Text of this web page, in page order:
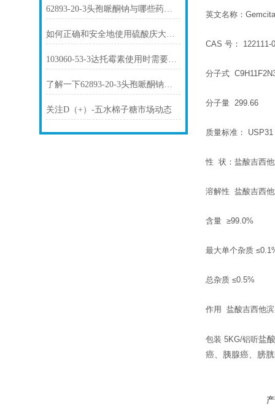
62893-20-3头孢哌酮钠与哪些药物存在相互作用？
如何正确和安全地使用硫酸庆大霉素1405-41-0？
103060-53-3达托霉素使用时需要注意哪些问题？
了解一下62893-20-3头孢哌酮钠的用途及药理作用吧
关注D（+）-五水棉子糖市场动态
英文名称：
CAS 号： 122111-
分子式
分子量 299.66
质量标准： USP31
性 状：盐酸吉西
溶解性 盐酸吉西
含量 ≥99.0%
最大单个杂质
总杂质 ≤0.5%
作用 盐酸吉西他
包装 5KG/铝听盐
癌、胰腺癌、 膀